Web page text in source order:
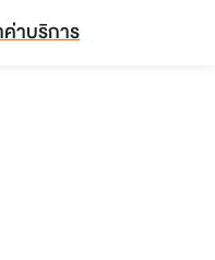
าบริการ